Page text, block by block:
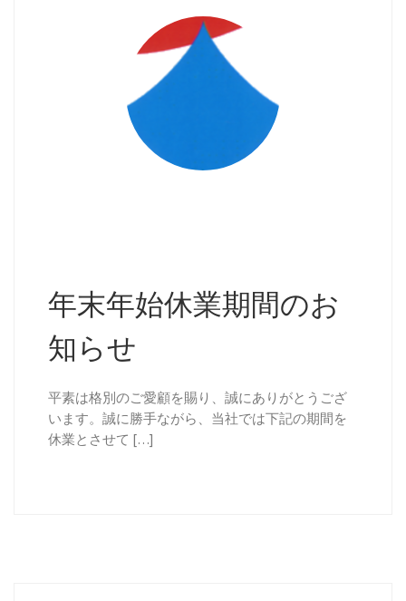
年末年始休業期間のお
知らせ
平素は格別のご愛顧を賜り、誠にありがとうござ
います。誠に勝手ながら、当社では下記の期間を
休業とさせて […]